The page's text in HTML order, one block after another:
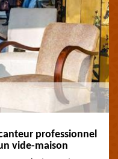
professionnel
vide-maison